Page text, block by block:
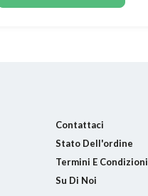
Contattaci
Stato Dell'ordine
Termini E Condizioni
Su Di Noi